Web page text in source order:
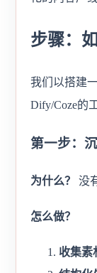
步骤：
我们以搭建
Dify/Coze的
第一步：
为什么？ 没
怎么做？
收集素